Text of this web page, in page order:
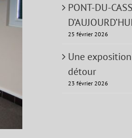
PONT-DU-
25 février 2026
Une
détour
23 février 2026